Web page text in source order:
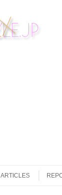
ARTICLES